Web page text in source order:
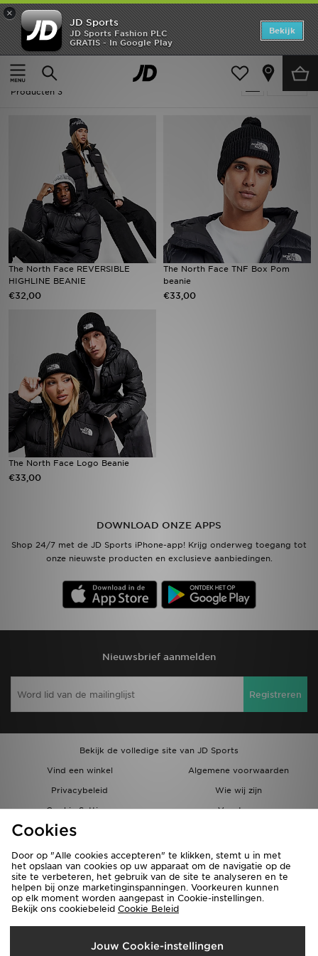
×
JD Sports
JD Sports Fashion PLC
GRATIS - In Google Play
Bekijk
Thuis
Heren Herenaccessoires Mutsen
Heren - Zwart The North Face Mutsen
Producten 3
The North Face REVERSIBLE
HIGHLINE BEANIE
€32,00
The North Face TNF Box Pom
beanie​
€33,00
The North Face Logo Beanie
€33,00
DOWNLOAD ONZE APPS
Shop 24/7 met de JD Sports iPhone-app! Krijg onderweg toegang tot
onze nieuwste producten en exclusieve aanbiedingen.
Nieuwsbrief aanmelden
Registreren
Bekijk de volledige site van JD Sports
Vind een winkel
Algemene voorwaarden
Privacybeleid
Wie wij zijn
Cookie Settings
Vacatures
Bestellingen en Levering
Verzenden Naar
België
Home
Offers
New In
Collecties
Voetbal
Sports
Vind een winkel
Bestelling traceren
Mijn JD
Klantenservice
Download de app
Cookies
Door op "Alle cookies accepteren" te klikken, stemt u in met
het opslaan van cookies op uw apparaat om de navigatie op de
site te verbeteren, het gebruik van de site te analyseren en te
helpen bij onze marketinginspanningen. Voorkeuren kunnen
op elk moment worden aangepast in Cookie-instellingen.
Bekijk ons cookiebeleid Cookie Beleid
Jouw Cookie-instellingen